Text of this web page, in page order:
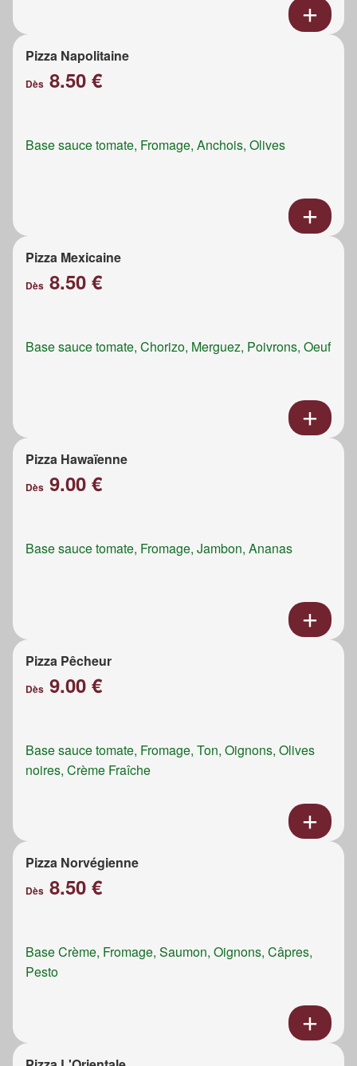
Pizza Napolitaine
Dès 8.50 €
Base sauce tomate, Fromage, Anchois, Olives
Pizza Mexicaine
Dès 8.50 €
Base sauce tomate, Chorizo, Merguez, Poivrons, Oeuf
Pizza Hawaïenne
Dès 9.00 €
Base sauce tomate, Fromage, Jambon, Ananas
Pizza Pêcheur
Dès 9.00 €
Base sauce tomate, Fromage, Ton, Oignons, Olives
noires, Crème Fraîche
Pizza Norvégienne
Dès 8.50 €
Base Crème, Fromage, Saumon, Oignons, Câpres,
Pesto